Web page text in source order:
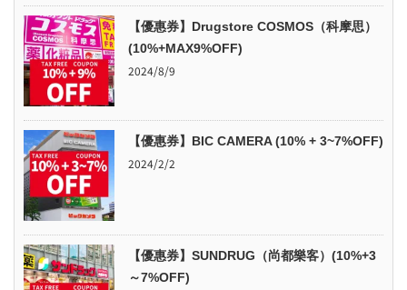
【優惠券】Drugstore COSMOS（科摩思）
(10%+MAX9%OFF)
2024/8/9
【優惠券】BIC CAMERA (10% + 3~7%OFF)
2024/2/2
【優惠券】SUNDRUG（尚都樂客）(10%+3
～7%OFF)